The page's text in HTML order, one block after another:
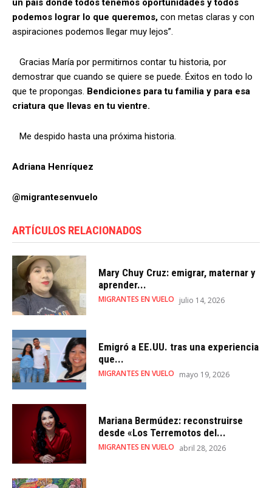
un país donde todos tenemos oportunidades y todos
podemos lograr lo que queremos, con metas claras y con
aspiraciones podemos llegar muy lejos”.
Gracias María por permitirnos contar tu historia, por
demostrar que cuando se quiere se puede. Éxitos en todo lo
que te propongas. Bendiciones para tu familia y para esa
criatura que llevas en tu vientre.
Me despido hasta una próxima historia.
Adriana Henríquez
@migrantesenvuelo
ARTÍCULOS RELACIONADOS
Mary Chuy Cruz: emigrar, maternar y
aprender...
MIGRANTES EN VUELO julio 14, 2026
Emigró a EE.UU. tras una experiencia
que...
MIGRANTES EN VUELO mayo 19, 2026
Mariana Bermúdez: reconstruirse
desde «Los Terremotos del...
MIGRANTES EN VUELO abril 28, 2026